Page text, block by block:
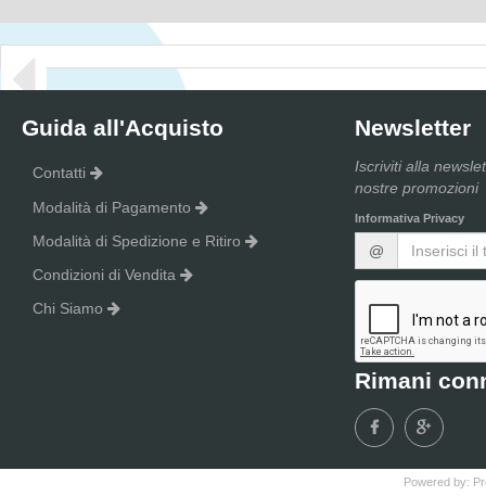
Guida all'Acquisto
Contatti
Modalità di Pagamento
Modalità di Spedizione e Ritiro
Condizioni di Vendita
Chi Siamo
Newsletter
Iscriviti alla
nostre promozioni
Informativa Privacy
@
Rimani
Powered by: